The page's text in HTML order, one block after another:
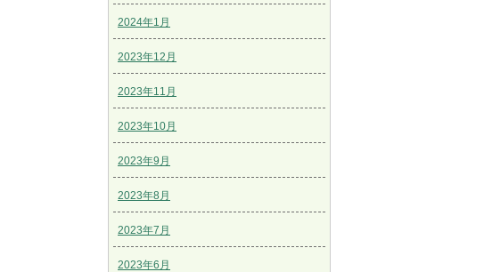
2024年1月
2023年12月
2023年11月
2023年10月
2023年9月
2023年8月
2023年7月
2023年6月